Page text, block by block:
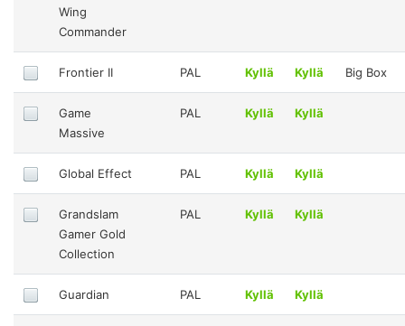
Wing
Commander
Frontier II PAL Kyllä Kyllä Big Box
Game
Massive
PAL Kyllä Kyllä
Global Effect PAL Kyllä Kyllä
Grandslam
Gamer Gold
Collection
PAL Kyllä Kyllä
Guardian PAL Kyllä Kyllä